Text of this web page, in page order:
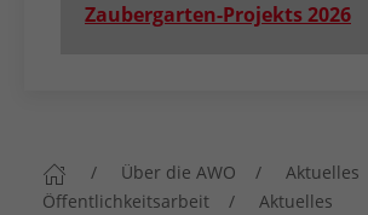
Zaubergarten-Projekts 2026
Über die AWO
Aktuelles
Öffentlichkeitsarbeit
Aktuelles